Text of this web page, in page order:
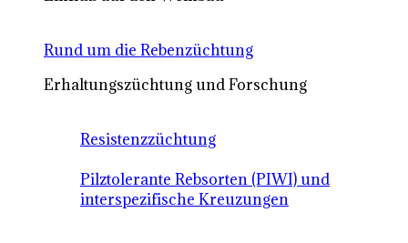
Rund um die Rebenzüchtung
Erhaltungszüchtung und Forschung
Resistenzzüchtung
Pilztolerante Rebsorten (PIWI) und
interspezifische Kreuzungen